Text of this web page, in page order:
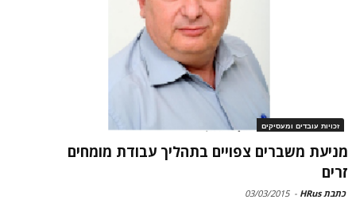
זכויות עובדים ומעסיקים
מניעת משברים צפויים בתהליך עבודת מומחים
זרים
כתבת HRus -
03/03/2015